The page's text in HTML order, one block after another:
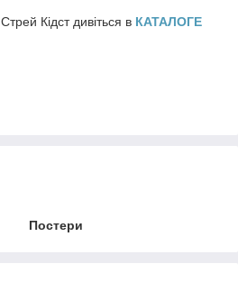
Кідст дивіться в КАТАЛОГЕ
Постери